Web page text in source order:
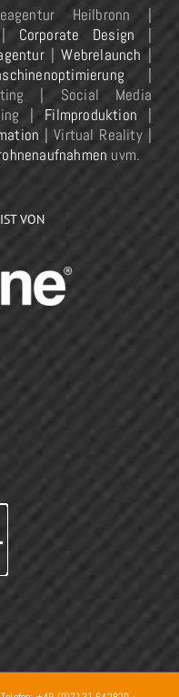
Heilbronn |
Corporate Design |
|Webrelaunch |
|
| Social Media
| Filmproduktion |
| Virtual Reality |
uvm.
VON